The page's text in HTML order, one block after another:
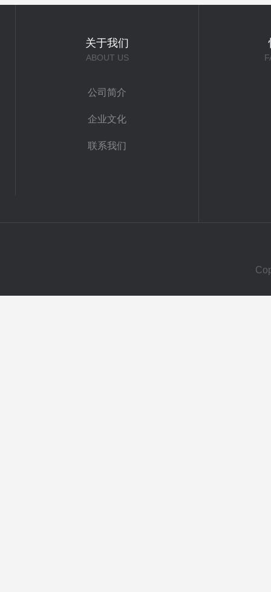
关于我们
ABOUT US
公司简介
企业文化
联系我们